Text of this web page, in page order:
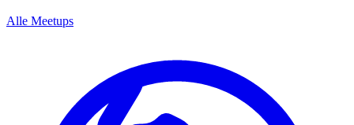
Alle Meetups